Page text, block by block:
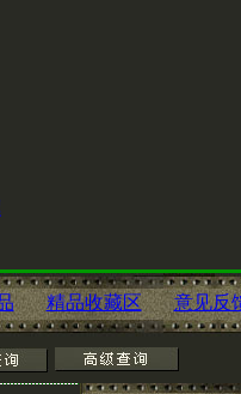
宝店现已经开启您可点
精品收藏区 意见反